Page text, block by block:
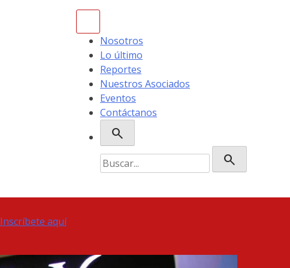
Nosotros
Lo último
Reportes
Nuestros Asociados
Eventos
Contáctanos
search
Buscar: search
Inscríbete aquí